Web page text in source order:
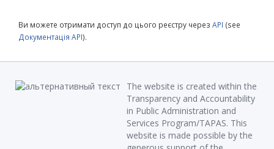
Ви можете отримати доступ до цього реєстру через API (see
Документація API).
The website is created within the
Transparency and Accountability
in Public Administration and
Services Program/TAPAS. This
website is made possible by the